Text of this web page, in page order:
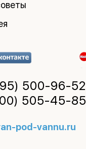
500-96-52
505-45-85
pod-vannu.ru